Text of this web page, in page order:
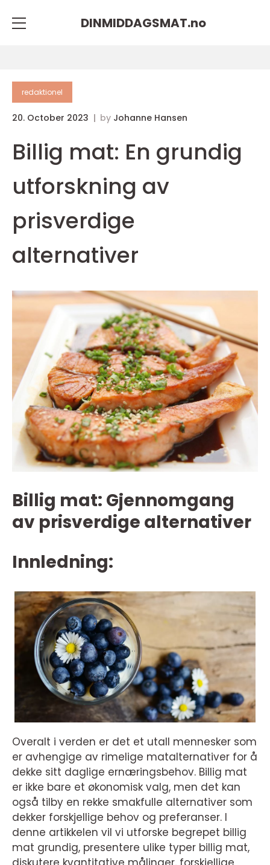
DINMIDDAGSMAT.no
redaktionel
20. October 2023 by Johanne Hansen
Billig mat: En grundig
utforskning av
prisverdige
alternativer
Billig mat: Gjennomgang
av prisverdige alternativer
Innledning:
Overalt i verden er det et utall mennesker som
er avhengige av rimelige matalternativer for å
dekke sitt daglige ernæringsbehov. Billig mat
er ikke bare et økonomisk valg, men det kan
også tilby en rekke smakfulle alternativer som
dekker forskjellige behov og preferanser. I
denne artikkelen vil vi utforske begrepet billig
mat grundig, presentere ulike typer billig mat,